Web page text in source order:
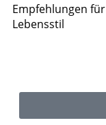
Empfehlungen
Lebensstil